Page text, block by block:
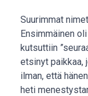
Suurimmat
Ensimmäinen
kutsuttiin
etsinyt paikkaa,
ilman, että
heti